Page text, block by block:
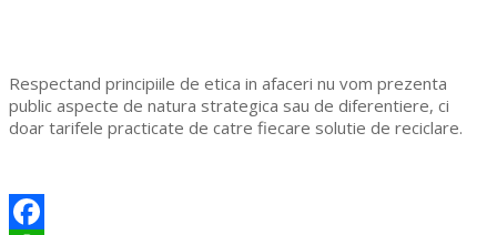
Respectand principiile de etica in afaceri nu vom prezenta
public aspecte de natura strategica sau de diferentiere, ci
doar tarifele practicate de catre fiecare solutie de reciclare.